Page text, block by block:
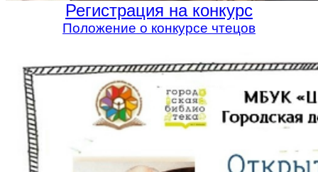
Регистрация на конкурс
Положение о конкурсе чтецов